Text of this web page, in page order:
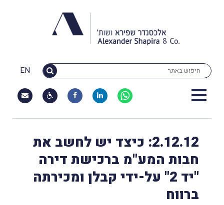
EN
2.12.12: כיצד יש לחשב את
חבות המע"מ ברכישת דירה
"יד 2" על-ידי קבלן ומכירתה
ברווח